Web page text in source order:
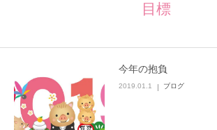
目標
今年の抱負
2019.01.1 ブログ